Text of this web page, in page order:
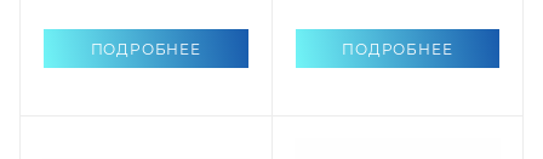
ПОДРОБНЕЕ ПОДРОБНЕЕ